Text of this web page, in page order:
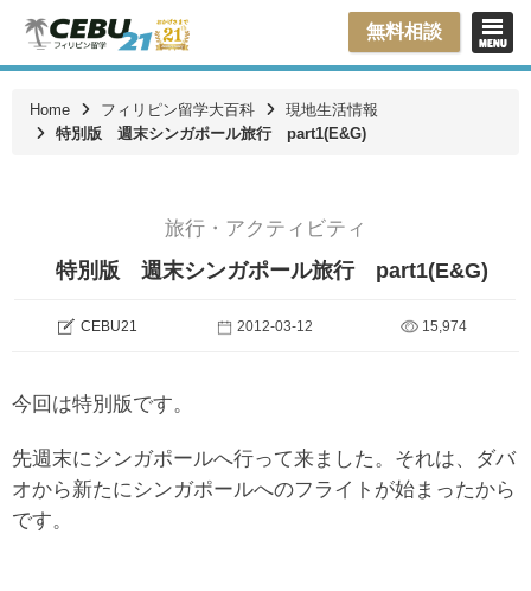
無料相談
Home フィリピン留学大百科
現地生活情報
特別版 週末シンガポール旅行 part1(E&G)
旅行・アクティビティ
特別版 週末シンガポール旅行 part1(E&G)
CEBU21 2012-03-12 15,974
今回は特別版です。
先週末にシンガポールへ行って来ました。それは、ダバ
オから新たにシンガポールへのフライトが始まったから
です。